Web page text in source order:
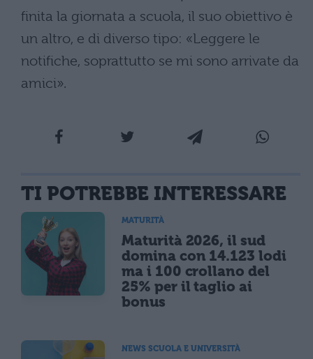
finita la giornata a scuola, il suo obiettivo è
un altro, e di diverso tipo: «Leggere le
notifiche, soprattutto se mi sono arrivate da
amici».
TI POTREBBE INTERESSARE
MATURITÀ
Maturità 2026, il sud
domina con 14.123 lodi
ma i 100 crollano del
25% per il taglio ai
bonus
NEWS SCUOLA E UNIVERSITÀ